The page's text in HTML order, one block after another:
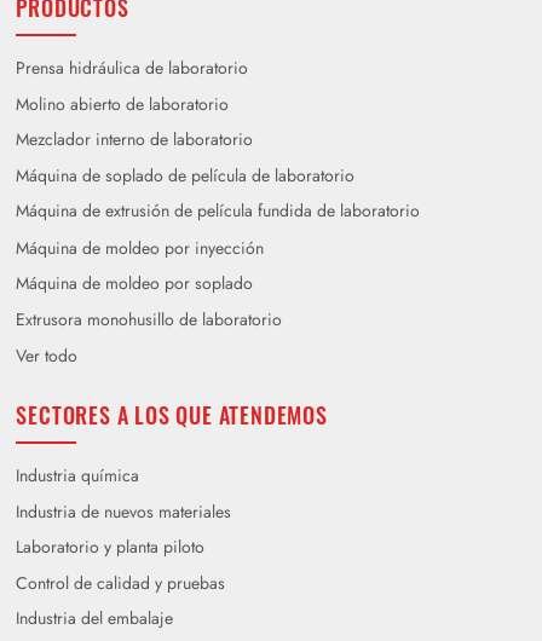
PRODUCTOS
Prensa hidráulica de laboratorio
Molino abierto de laboratorio
Mezclador interno de laboratorio
Máquina de soplado de película de laboratorio
Máquina de extrusión de película fundida de laboratorio
Máquina de moldeo por inyección
Máquina de moldeo por soplado
Extrusora monohusillo de laboratorio
Ver todo
SECTORES A LOS QUE ATENDEMOS
Industria química
Industria de nuevos materiales
Laboratorio y planta piloto
Control de calidad y pruebas
Industria del embalaje